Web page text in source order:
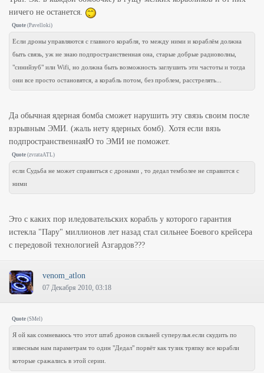
ничего не останется.
Quote (Pavelloki)
Если дроны управляются с главного корабля, то между ними и кораблём должна
быть связь, уж не знаю подпространственная она, старые добрые радиоволны,
"синийзуб" или Wifi, но должна быть возможность заглушить эти частоты и тогда
они все просто остановятся, а корабль потом, без проблем, расстрелять...
Да обычная ядерная бомба сможет нарушить эту связь своим после
взрывным ЭМИ. (жаль нету ядерных бомб). Хотя если вязь
подпространственнаяЮ то ЭМИ не поможет.
Quote (zvrataATL)
если Судьба не может справиться с дронами , то дедал темболее не справится с
ними
Это с каких пор иледовательских корабль у которого гарантия
истекла "Пару" миллионов лет назад стал сильнее Боевого крейсера
с передовой технологией Азгардов???
venom_atlon
07 Декабря 2010, 03:18
Quote (SMel)
Я ой как сомневаюсь что этот штаб дронов сильней суперулья.если скудить по
извесным нам параметрам то один "Дедал" порвёт как тузик тряпку все корабли
которые сражались в этой серии.